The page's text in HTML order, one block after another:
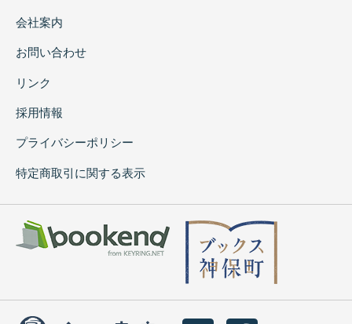
会社案内
お問い合わせ
リンク
採用情報
プライバシーポリシー
特定商取引に関する表示